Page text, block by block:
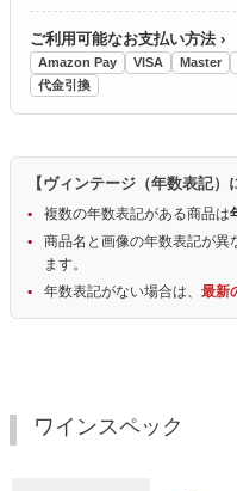
ご利用可能なお支払い方法 ›
Amazon Pay VISA Master
代金引換
【ヴィンテージ（年数表記）
複数の年数表記がある商品は
商品名と画像の年数表記が異
ます。
年数表記がない場合は、 最新
ワインスペック